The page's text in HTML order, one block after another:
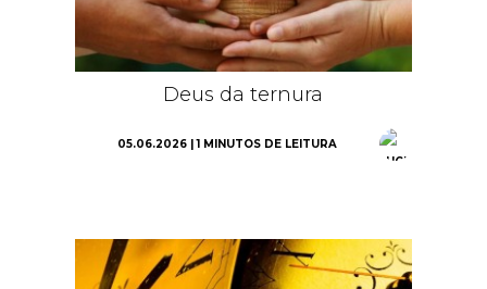
Deus da ternura
05.06.2026 | 1 MINUTOS DE LEITURA